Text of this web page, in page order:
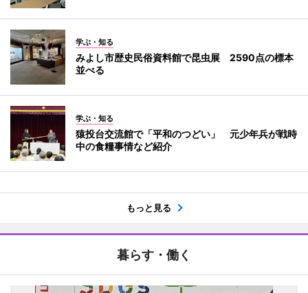
学ぶ・知る
みよし市歴史民俗資料館で昆虫展 2590点の標本
並べる
学ぶ・知る
猿投台交流館で「平和のつどい」 元少年兵が戦時
中の食糧事情など紹介
もっと見る
暮らす・働く